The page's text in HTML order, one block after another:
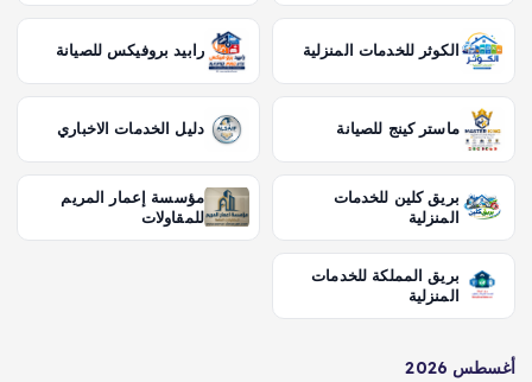
الكوثر للخدمات المنزلية رابيد بروفيكس للصيانة
ماستر كينج للصيانة دليل الخدمات الاخباري
بريق كلين للخدمات
المنزلية
مؤسسة إعمار المريم
للمقاولات
بريق المملكة للخدمات
المنزلية
أغسطس 2026